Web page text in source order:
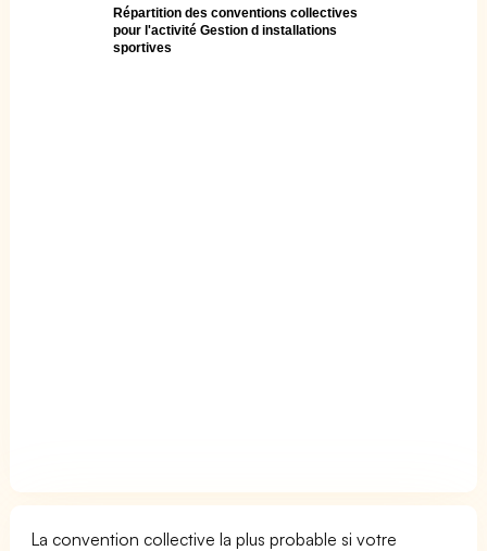
Répartition des conventions collectives
pour l'activité Gestion d installations
sportives
La convention collective la plus probable si votre